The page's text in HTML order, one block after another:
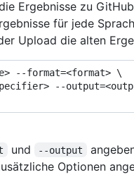
Ergebnisse zu
für jede
Upload die alten
--format=<format> \
und --output
Optionen